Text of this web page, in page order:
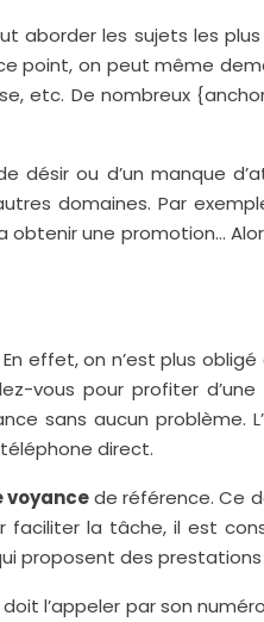
aborder les sujets les
point, on peut même
etc. De nombreux
ou d’un manque
domaines. Par
une promotion…
effet, on n’est plus obligé
vous pour profiter
sans aucun problème.
direct.
voyancede référence. Ce
la tâche, il est
proposent des
l’appeler par son